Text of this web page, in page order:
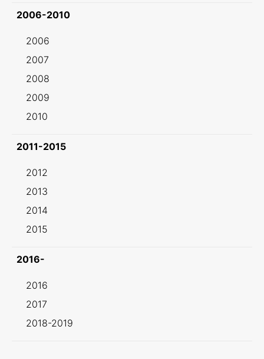
2006-2010
2006
2007
2008
2009
2010
2011-2015
2012
2013
2014
2015
2016-
2016
2017
2018-2019